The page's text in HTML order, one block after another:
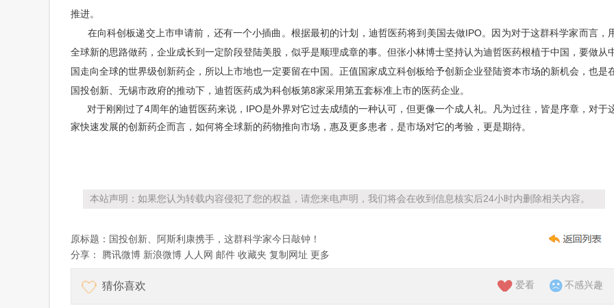
推进。
在向科创板递交上市申请前，还有一个小插曲。根据最初的计划，迪哲医药将到美国去做IPO。因为对于这群科学家而言，
全球新的思路做药，企业成长到一定阶段登陆美股，似乎是顺理成章的事。但张小林博士坚持认为迪哲医药根植于中国，要做从
国走向全球的世界级创新药企，所以上市地也一定要留在中国。正值国家成立科创板给予创新企业登陆资本市场的新机会，也是
国投创新、无锡市政府的推动下，迪哲医药成为科创板第8家采用第五套标准上市的医药企业。
对于刚刚过了4周年的迪哲医药来说，IPO是外界对它过去成绩的一种认可，但更像一个成人礼。凡为过往，皆是序章，对于
家快速发展的创新药企而言，如何将全球新的药物推向市场，惠及更多患者，是市场对它的考验，更是期待。
本站声明：如果您认为转载内容侵犯了您的权益，请您来电声明，我们将会在收到信息核实后24小时内删除相关内容。
原标题： 国投创新、阿斯利康携手，这群科学家今日敲钟！
分享：
腾讯微博 新浪微博 人人网 邮件 收藏夹 复制网址 更多
猜你喜欢 爱看 不感兴趣